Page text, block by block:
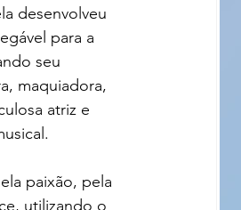
desenvolveu
para a
seu
maquiadora,
atriz e
paixão, pela
utilizando o